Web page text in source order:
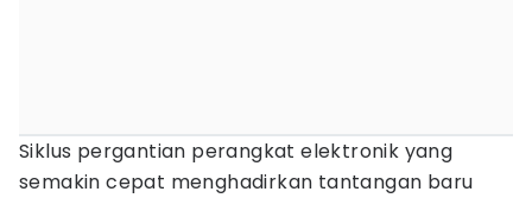
Siklus pergantian perangkat elektronik yang
semakin cepat menghadirkan tantangan baru